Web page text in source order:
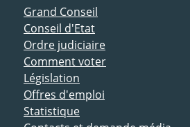
ACCÈS DIRECT
Grand Conseil
Conseil d'Etat
Ordre judiciaire
Comment voter
Législation
Offres d'emploi
Statistique